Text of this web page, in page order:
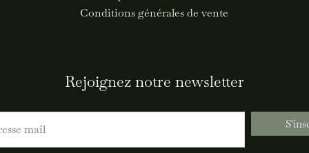
Conditions générales de vente
Rejoignez notre newsletter